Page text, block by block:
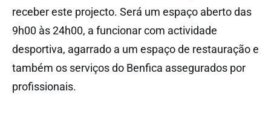
receber este projecto. Será um espaço aberto das
9h00 às 24h00, a funcionar com actividade
desportiva, agarrado a um espaço de restauração e
também os serviços do Benfica assegurados por
profissionais.